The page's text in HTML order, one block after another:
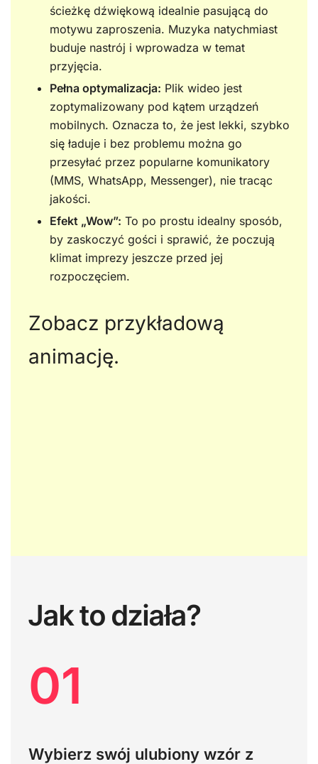
ścieżkę dźwiękową idealnie pasującą do
motywu zaproszenia. Muzyka natychmiast
buduje nastrój i wprowadza w temat
przyjęcia.
Pełna optymalizacja: Plik wideo jest
zoptymalizowany pod kątem urządzeń
mobilnych. Oznacza to, że jest lekki, szybko
się ładuje i bez problemu można go
przesyłać przez popularne komunikatory
(MMS, WhatsApp, Messenger), nie tracąc
jakości.
Efekt „Wow”: To po prostu idealny sposób,
by zaskoczyć gości i sprawić, że poczują
klimat imprezy jeszcze przed jej
rozpoczęciem.
Zobacz przykładową
animację.
Jak to działa?
01
Wybierz swój ulubiony wzór z